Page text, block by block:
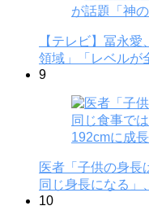
【テレビ】冨永
領域」「レベルが
9
医者「子供の身長
同じ身長になる」
10